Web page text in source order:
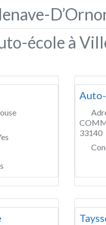
école à
33140